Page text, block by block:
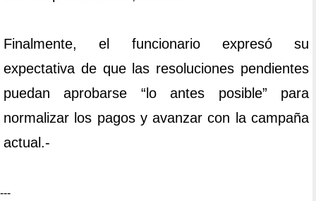
Finalmente, el funcionario expresó su
expectativa de que las resoluciones pendientes
puedan aprobarse “lo antes posible” para
normalizar los pagos y avanzar con la campaña
actual.-
---